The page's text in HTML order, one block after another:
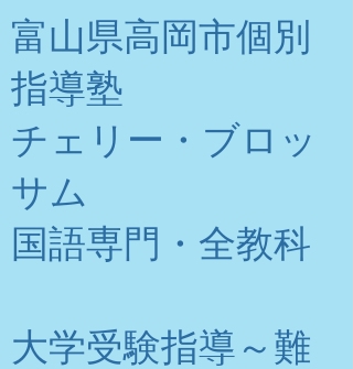
富山県高岡市個別
指導塾
チェリー・ブロッ
サム
​国語専門・全教科
大学受験指導～難